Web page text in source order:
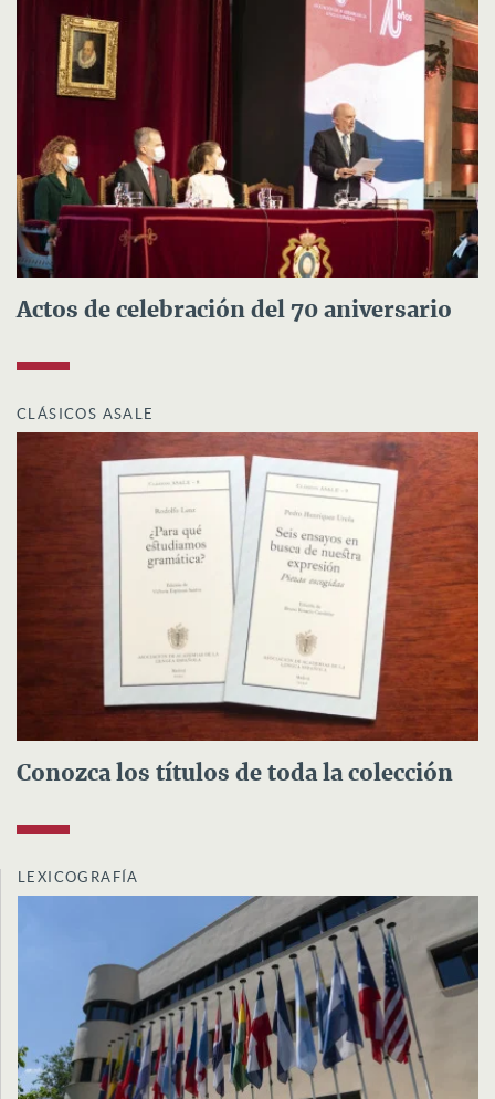
Actos de celebración del 70 aniversario
CLÁSICOS ASALE
Conozca los títulos de toda la colección
LEXICOGRAFÍA